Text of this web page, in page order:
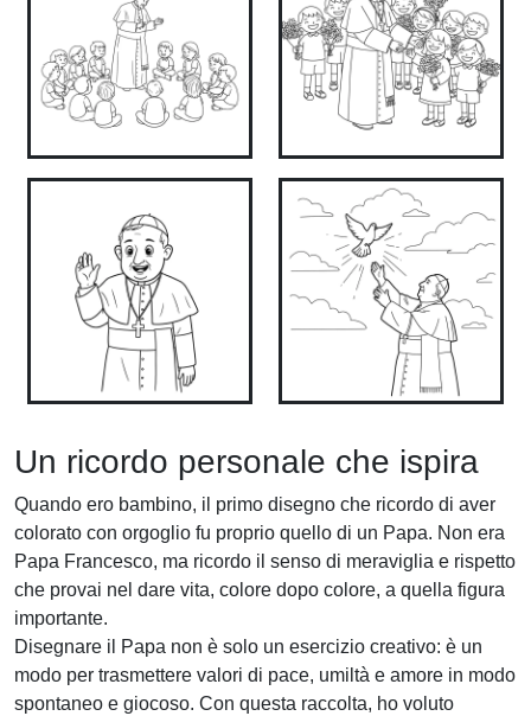
Un ricordo personale che ispira
Quando ero bambino, il primo disegno che ricordo di aver
colorato con orgoglio fu proprio quello di un Papa. Non era
Papa Francesco, ma ricordo il senso di meraviglia e rispetto
che provai nel dare vita, colore dopo colore, a quella figura
importante.
Disegnare il Papa non è solo un esercizio creativo: è un
modo per trasmettere valori di pace, umiltà e amore in modo
spontaneo e giocoso. Con questa raccolta, ho voluto